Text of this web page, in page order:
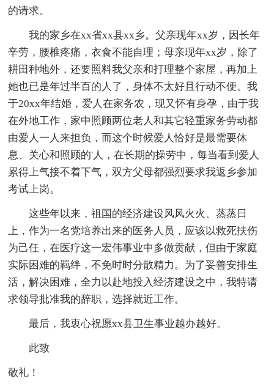
的请求。
我的家乡在xx省xx县xx乡。父亲现年xx岁，因长年
辛劳，腰椎疼痛，衣食不能自理；母亲现年xx岁，除了
耕田种地外，还要照料我父亲和打理整个家屋，再加上
她也已是年过半百的人了，身体不太好且行动不便。我
于20xx年结婚，爱人在家务农，现又怀有身孕，由于我
在外地工作，家中照顾两位老人和其它轻重家务劳动都
由爱人一人来担负，而这个时候爱人恰好是最需要休
息、关心和照顾的'人，在长期的操劳中，每当看到爱人
累得上气接不着下气，双方父母都强烈要求我返乡参加
考试上岗。
这些年以来，祖国的经济建设风风火火、蒸蒸日
上，作为一名党培养出来的医务人员，应该以救死扶伤
为己任，在医疗这一宏伟事业中多做贡献，但由于家庭
实际困难的羁绊，不免时时分散精力。为了妥善安排生
活，解决困难，全力以赴地投入经济建设之中，我特请
求领导批准我的辞职，选择就近工作。
最后，我衷心祝愿xx县卫生事业越办越好。
此致
敬礼！